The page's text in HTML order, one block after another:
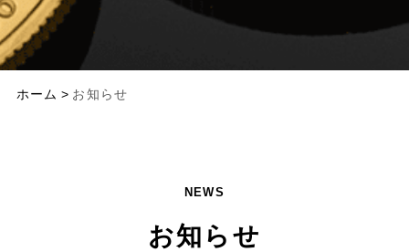
ホーム お知らせ
NEWS
お知らせ